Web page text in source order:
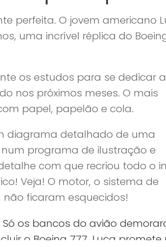
perfeita. O jovem americano
uma incrível réplica do
os estudos para se dedicar a
nos próximos meses. O mais
papel, papelão e cola.
diagrama detalhado de uma
programa de ilustração e
com que recriou todo o
Veja! O motor, o sistema de
ficaram esquecidos!
os bancos do avião
o Boeing 777, Luca promete